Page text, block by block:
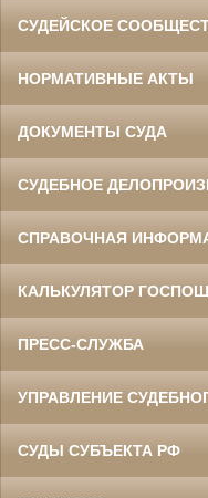
СУДЕЙСКОЕ
НОРМАТИВНЫЕ АКТЫ
ДОКУМЕНТЫ СУДА
СУДЕБНОЕ
СПРАВОЧНАЯ
КАЛЬКУЛЯТОР
ПРЕСС-СЛУЖБА
УПРАВЛЕНИЕ
СУДЫ СУБЪЕКТА РФ